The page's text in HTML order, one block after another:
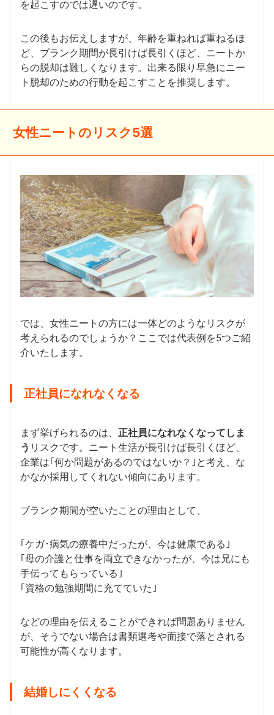
を起こすのでは遅いのです。
この後もお伝えしますが、年齢を重ねれば重ねるほ
ど、ブランク期間が長引けば長引くほど、ニートか
らの脱却は難しくなります。出来る限り早急にニー
ト脱却のための行動を起こすことを推奨します。
女性ニートのリスク5選
では、女性ニートの方には一体どのようなリスクが
考えられるのでしょうか？ここでは代表例を5つご紹
介いたします。
正社員になれなくなる
まず挙げられるのは、 正社員になれなくなってしま
う リスクです。ニート生活が長引けば長引くほど、
企業は｢何か問題があるのではないか？｣と考え、な
かなか採用してくれない傾向にあります。
ブランク期間が空いたことの理由として、
｢ケガ･病気の療養中だったが、今は健康である｣
｢母の介護と仕事を両立できなかったが、今は兄にも
手伝ってもらっている｣
｢資格の勉強期間に充てていた｣
などの理由を伝えることができれば問題ありません
が、そうでない場合は書類選考や面接で落とされる
可能性が高くなります。
結婚しにくくなる